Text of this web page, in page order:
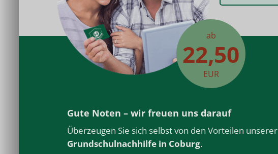
ab
22,50
EUR
Gute Noten – wir freuen uns darauf
Überzeugen Sie sich selbst von den Vorteilen unserer
Grundschulnachhilfe in Coburg.